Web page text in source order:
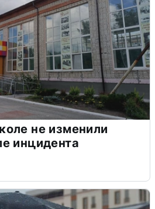
не изменили
инцидента